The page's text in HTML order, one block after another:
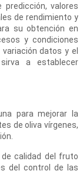
valores
de rendimiento y
su obtención en
y condiciones
datos y el
a establecer
para mejorar la
de oliva vírgenes,
calidad del fruto
del control de las